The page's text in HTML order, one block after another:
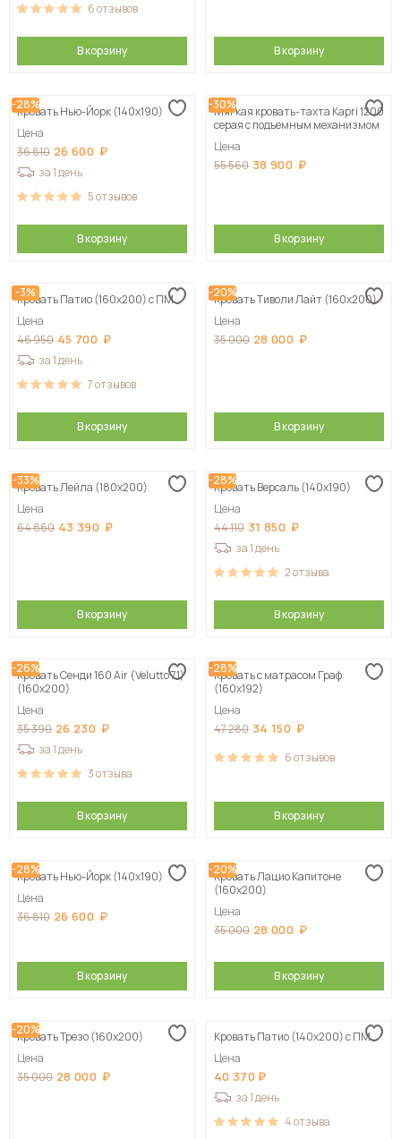
6отзывов
В корзину В корзину
-28%
Кровать Нью-Йорк (140х190)
Цена
36 810 26 600
за 1 день
5отзывов
В корзину
-30%
Мягкая кровать-тахта Kapri 1200
серая c подъемным механизмом
Цена
55 560 38 900
В корзину
-3%
Кровать Патио (160х200) с ПМ
Цена
46 950 45 700
за 1 день
7отзывов
В корзину
-20%
Кровать Тиволи Лайт (160х200)
Цена
35 000 28 000
В корзину
-33%
Кровать Лейла (180х200)
Цена
64 860 43 390
В корзину
-28%
Кровать Версаль (140х190)
Цена
44 110 31 850
за 1 день
2отзыва
В корзину
-26%
Кровать Сенди 160 Air (Velutto 71)
(160х200)
Цена
35 390 26 230
за 1 день
3отзыва
В корзину
-28%
Кровать с матрасом Граф
(160х192)
Цена
47 280 34 150
6отзывов
В корзину
-28%
Кровать Нью-Йорк (140х190)
Цена
36 810 26 600
В корзину
-20%
Кровать Лацио Капитоне
(160х200)
Цена
35 000 28 000
В корзину
-20%
Кровать Трезо (160х200)
Цена
35 000 28 000
Кровать Патио (140х200) с ПМ
Цена
40 370
за 1 день
4отзыва